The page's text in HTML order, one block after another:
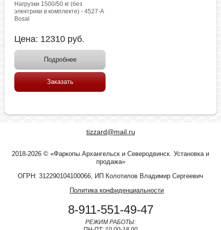
Нагрузки 1500/50 кг (без
электрики в комплекте) - 4527-A
Bosal
Цена: 12310 руб.
Подробнее
Заказать
tizzard@mail.ru
2018-2026 © «Фаркопы Архангельск и Северодвинск. Установка и
продажа»
ОГРН: 312290104100066, ИП Колотилов Владимир Сергеевич
Политика конфиденциальности
8-911-551-49-47
РЕЖИМ РАБОТЫ: